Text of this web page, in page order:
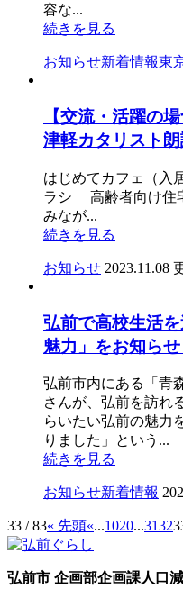
容な...
続きを見る
お知らせ新着情報東
【交流・活躍の
津軽カタリスト朗
はじめてカフェ（入
ラシ 高齢者向け住
みなが...
続きを見る
お知らせ 2023.11.08
弘前で高校生活
魅力」をお知らせ
弘前市内にある「青
さんが、弘前を訪れ
らいたい弘前の魅
りました」という...
続きを見る
お知らせ新着情報
33 / 83« 先頭«...1020...3132
弘前市 企画部企画課人口